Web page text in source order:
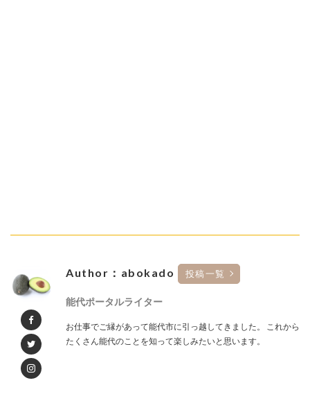
Author：abokado 投稿一覧
能代ポータルライター
お仕事でご縁があって能代市に引っ越してきました。 これから
たくさん能代のことを知って楽しみたいと思います。